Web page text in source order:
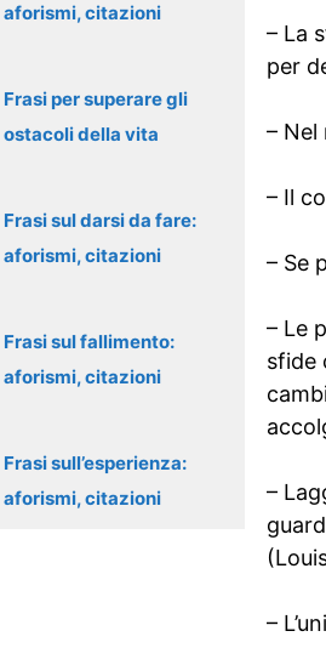
– La
per
–
– Il
– Se
– Le
sfide
–
–
aforismi, citazioni
Frasi per superare gli
ostacoli della vita
Frasi sul darsi da fare:
aforismi, citazioni
Frasi sul fallimento:
aforismi, citazioni
Frasi sull’esperienza:
aforismi, citazioni